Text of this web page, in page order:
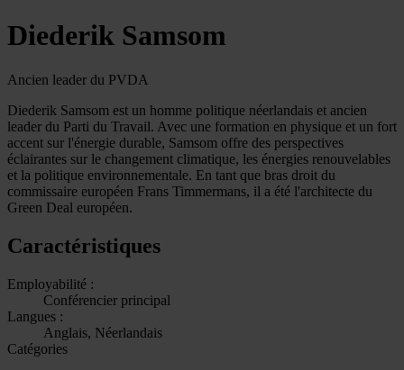
Diederik Samsom
Ancien leader du PVDA
Diederik Samsom est un homme politique néerlandais et ancien
leader du Parti du Travail. Avec une formation en physique et un fort
accent sur l'énergie durable, Samsom offre des perspectives
éclairantes sur le changement climatique, les énergies renouvelables
et la politique environnementale. En tant que bras droit du
commissaire européen Frans Timmermans, il a été l'architecte du
Green Deal européen.
Caractéristiques
Employabilité :
Conférencier principal
Langues :
Anglais, Néerlandais
Catégories